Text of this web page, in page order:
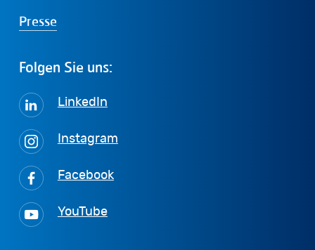
Presse
Folgen Sie uns:
LinkedIn
Instagram
Facebook
YouTube